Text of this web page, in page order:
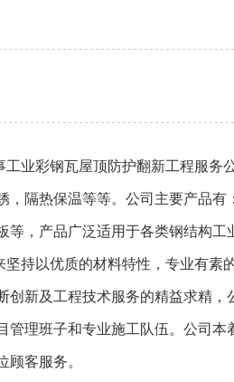
业彩钢瓦屋顶防护翻新工程服
，隔热保温等等。公司主要产品
，产品广泛适用于各类钢结构工
以优质的材料特性，专业有素
创新及工程技术服务的精益求精
理班子和专业施工队伍。公司
顾客服务。